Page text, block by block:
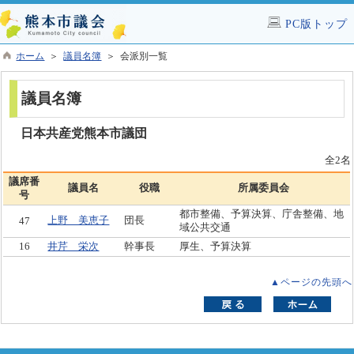
PC版トップ
ホーム ＞議員名簿 ＞ 会派別一覧
議員名簿
日本共産党熊本市議団
全2名
議席番
号
議員名 役職 所属委員会
47 上野 美恵子 団長
都市整備、予算決算、庁舎整備、地
域公共交通
16
井芹 栄次 幹事長 厚生、予算決算
▲ページの先頭へ